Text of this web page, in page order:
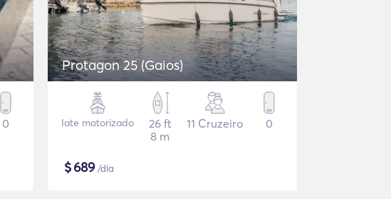
0
Protagon 25 (Gaios)
Iate motorizado
26 ft
8 m
11 Cruzeiro 0
$689/dia